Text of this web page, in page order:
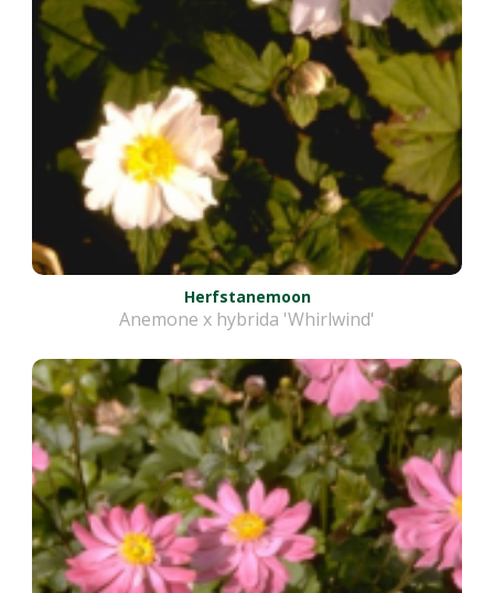
Herfstanemoon
Anemone x hybrida 'Whirlwind'